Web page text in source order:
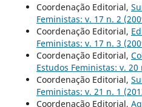
Coordenação Editorial,
Feministas: v. 17 n. 2
Coordenação Editorial,
Feministas: v. 17 n. 3
Coordenação Editorial,
Estudos Feministas: v. 20
Coordenação Editorial,
Feministas: v. 21 n. 1
Coordenação Editorial,